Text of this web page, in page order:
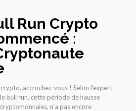
Run Crypto
:
accrochez-vous ! Selon l’expert
bull run, cette période de hausse
n’a pas encore